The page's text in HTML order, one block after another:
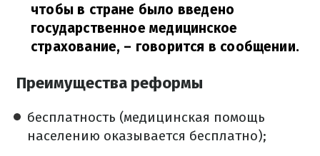
чтобы в стране было введено
государственное медицинское
страхование, – говорится в сообщении.
Преимущества реформы
бесплатность (медицинская помощь
населению оказывается бесплатно);